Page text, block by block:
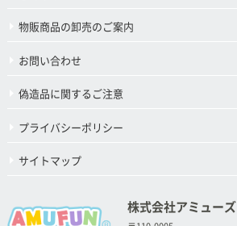
物販商品の卸売のご案内
お問い合わせ
偽造品に関するご注意
プライバシーポリシー
サイトマップ
株式会社アミューズ